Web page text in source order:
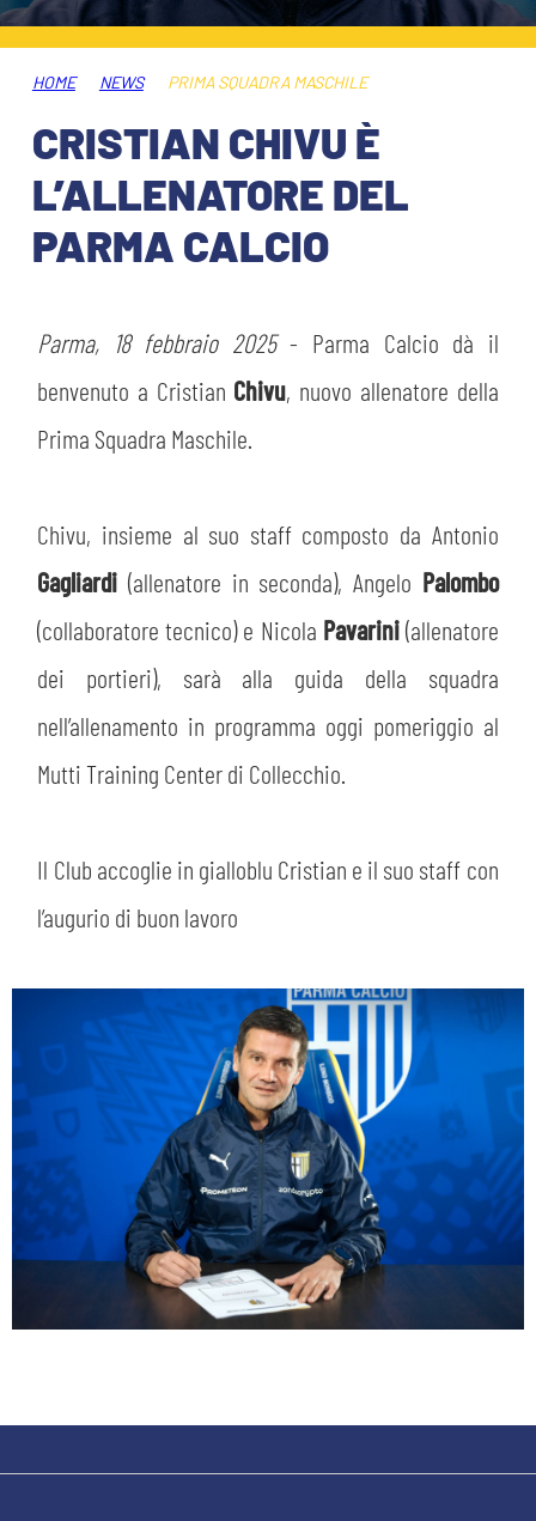
ABBONAMENTI
INFO BIGLIETTI
MUSEUM CLUB EXPERIENCE
TARDINI CARD
TRASFERTE
TICKET GIFT CARD
SHOP
HOSPITALITY
HOSPITALITY
MUSEUM CLUB EXPERIENCE
ESPORTS
ORGANIGRAMMA
MUSEO
LAVORA CON NOI
INFORMATIVA FINANZIARIA
STADIO TARDINI
PLAY GREEN
CSR
ACADEMY
LEGENDS
PARTNER
HOME NEWS PRIMA SQUADRA MASCHILE
CRISTIAN CHIVU È
L’ALLENATORE DEL
PARMA CALCIO
Parma, 18 febbraio 2025- Parma Calcio dà il
benvenuto a Cristian Chivu, nuovo allenatore della
Prima Squadra Maschile.
Chivu, insieme al suo staff composto da Antonio
Gagliardi(allenatore in seconda), Angelo Palombo
(collaboratore tecnico) e Nicola Pavarini(allenatore
dei portieri), sarà alla guida della squadra
nell’allenamento in programma oggi pomeriggio al
Mutti Training Center di Collecchio.
Il Club accoglie in gialloblu Cristian e il suo staff con
l’augurio di buon lavoro